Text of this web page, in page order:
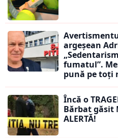
argeșean
fumatul”.
pună pe toți
Încă o
Bărbat găsit
ALERTĂ!